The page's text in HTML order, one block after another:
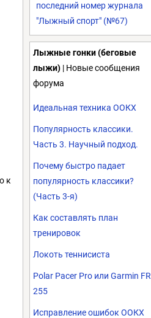
к
последний номер журнала
"Лыжный спорт" (№67)
Лыжные гонки (беговые
лыжи) | Новые сообщения
форума
Идеальная техника ООКХ
Популярность классики.
Часть 3. Научный подход.
Почему быстро падает
популярность классики?
(Часть 3-я)
Как составлять план
тренировок
Локоть теннисиста
Polar Pacer Pro или Garmin FR
255
Исправление ошибок ООКХ